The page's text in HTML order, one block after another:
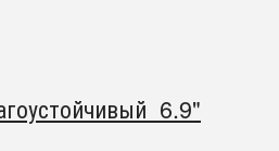
6.9"